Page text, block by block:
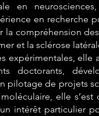
en neurosciences,
en recherche
la compréhension
et la sclérose
expérimentales, elle
doctorants,
pilotage de projets
elle s’est
intérêt particulier